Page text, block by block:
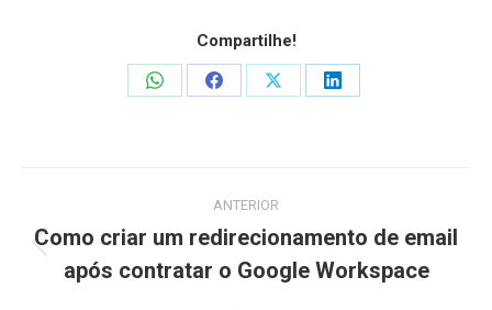
Compartilhe!
Share
Share
Share
Share
de
post:
ANTERIOR
anterior:
Como criar um redirecionamento de email
após contratar o Google Workspace